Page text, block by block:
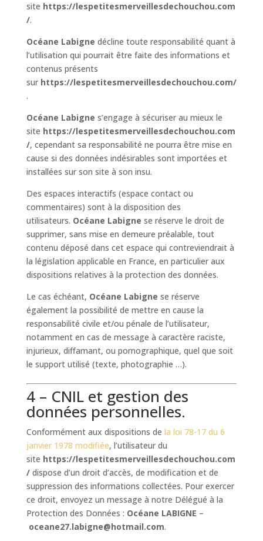
site https://lespetitesmerveillesdechouchou.com
/.
Océane Labigne décline toute responsabilité quant à
l’utilisation qui pourrait être faite des informations et
contenus présents
sur https://lespetitesmerveillesdechouchou.com/
.
Océane Labigne s’engage à sécuriser au mieux le
site https://lespetitesmerveillesdechouchou.com
/, cependant sa responsabilité ne pourra être mise en
cause si des données indésirables sont importées et
installées sur son site à son insu.
Des espaces interactifs (espace contact ou
commentaires) sont à la disposition des
utilisateurs. Océane Labigne se réserve le droit de
supprimer, sans mise en demeure préalable, tout
contenu déposé dans cet espace qui contreviendrait à
la législation applicable en France, en particulier aux
dispositions relatives à la protection des données.
Le cas échéant, Océane Labigne se réserve
également la possibilité de mettre en cause la
responsabilité civile et/ou pénale de l’utilisateur,
notamment en cas de message à caractère raciste,
injurieux, diffamant, ou pornographique, quel que soit
le support utilisé (texte, photographie …).
4 – CNIL et gestion des
données personnelles.
Conformément aux dispositions de la loi 78-17 du 6
janvier 1978 modifiée, l’utilisateur du
site https://lespetitesmerveillesdechouchou.com
/ dispose d’un droit d’accès, de modification et de
suppression des informations collectées. Pour exercer
ce droit, envoyez un message à notre Délégué à la
Protection des Données : Océane LABIGNE –
oceane27.labigne@hotmail.com.